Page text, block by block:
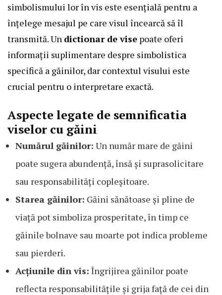
simbolismului lor în vis este esențială pentru a
înțelege mesajul pe care visul încearcă să îl
transmită. Un dictionar de vise poate oferi
informații suplimentare despre simbolistica
specifică a găinilor, dar contextul visului este
crucial pentru o interpretare exactă.
Aspecte legate de semnificatia
viselor cu găini
Numărul găinilor: Un număr mare de găini
poate sugera abundență, însă și suprasolicitare
sau responsabilități copleșitoare.
Starea găinilor: Găini sănătoase și pline de
viață pot simboliza prosperitate, în timp ce
găinile bolnave sau moarte pot indica probleme
sau pierderi.
Acțiunile din vis: Îngrijirea găinilor poate
reflecta responsabilitățile și grija față de cei din